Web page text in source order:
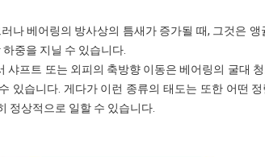
나 베어링의 방사상의 틈새가 증가될 때, 그것은 앵
중을 지닐 수 있습니다.
샤프트 또는 외피의 축방향 이동은 베어링의 굴대
있습니다. 게다가 이런 종류의 태도는 또한 어떤
정상적으로 일할 수 있습니다.